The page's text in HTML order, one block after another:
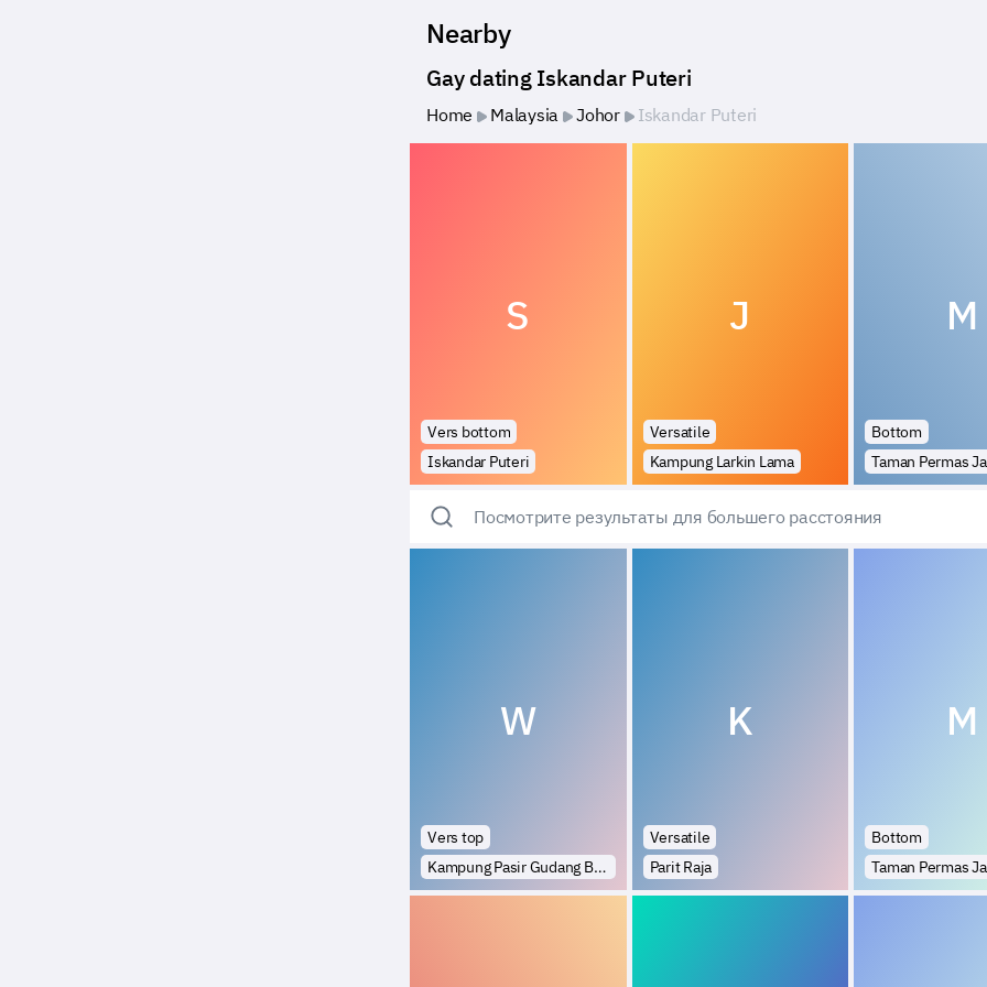
Nearby
Gay dating Iskandar Puteri
Home Malaysia Johor Iskandar Puteri
S
Vers bottom
Iskandar Puteri
J
Versatile
Kampung Larkin Lama
M
Bottom
Taman Permas
Посмотрите результаты для большего расстояния
W
Vers top
Kampung Pasir Gudang Baru
K
Versatile
Parit Raja
M
Bottom
Taman Permas